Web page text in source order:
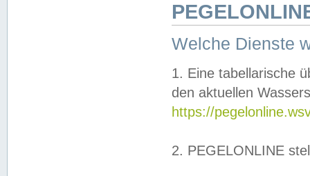
Welche Dienste
1. Eine tabellarische
den aktuellen
https://
2. PEGELONLINE